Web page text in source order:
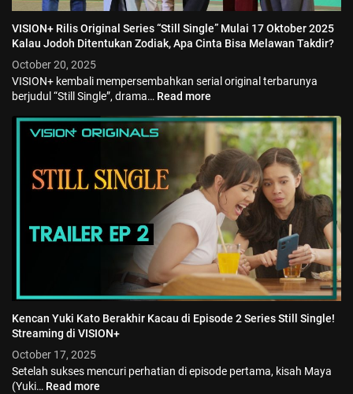
VISION+ Rilis Original Series “Still Single” Mulai 17 Oktober 2025
Kalau Jodoh Ditentukan Zodiak, Apa Cinta Bisa Melawan Takdir?
October 20, 2025
VISION+ kembali mempersembahkan serial original terbarunya
berjudul “Still Single”, drama… Read more
Kencan Yuki Kato Berakhir Kacau di Episode 2 Series Still Single!
Streaming di VISION+
October 17, 2025
Setelah sukses mencuri perhatian di episode pertama, kisah Maya
(Yuki… Read more